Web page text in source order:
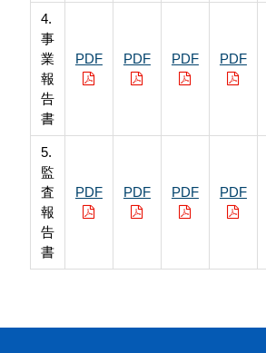
4.
事
業
報
告
書
PDF PDF PDF PDF
5.
監
査
報
告
書
PDF PDF PDF PDF